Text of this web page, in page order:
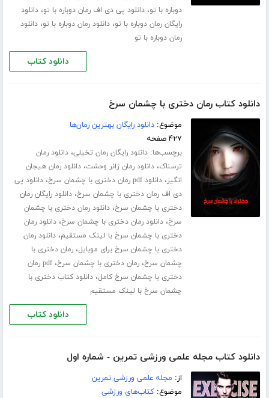
دوباره با تو،دانلود پی دی اف رمان دوباره با تو،دانلود
رایگان رمان دوباره با تو،دانلود رمان دوباره با تو،دانلود
رمان دوباره با تو
دانلود کتاب
دانلود کتاب رمان دختری با چشمان سرخ
موضوع:دانلود رایگان بهترین رمان‌ها
۴۲۷ صفحه
برچسب‌ها:دانلود رایگان رمان تخیلی،دانلود رمان
ترسناک،دانلود رمان ژانر وحشت،دانلود رمان هیجان
انگیز،دانلود pdf رمان دختری با چشمان سرخ ،دانلود پی
دی اف رمان دختری با چشمان سرخ،دانلود رایگان رمان
دختری با چشمان سرخ،دانلود رمان دختری با چشمان
سرخ،دانلود رمان دختری با چشمان سرخ،دانلود رمان
دختری با چشمان سرخ با لینک مستقیم،دانلود رمان
دختری با چشمان سرخ برای موبایل،رمان دختری با
چشمان سرخ،رمان دختری با چشمان سرخ،
pdf رمان
دختری با چشمان سرخ کامل،دانلود کتاب دختری با
چشمان سرخ با لینک مستقیم
دانلود کتاب
دانلود کتاب مجله علمی ورزشی تمرین - شماره اول
از: مجله علمی ورزشی تمرین
موضوع:کتاب‌های ورزشی